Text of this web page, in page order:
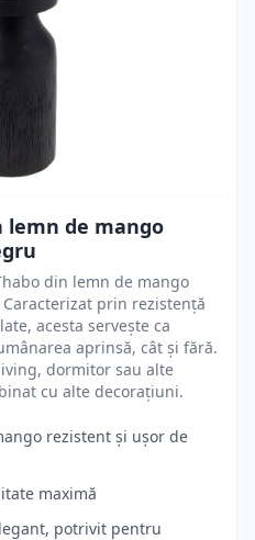
lemn de mango
din lemn de mango
prin rezistență
acesta servește ca
aprinsă, cât și fără.
dormitor sau alte
cu alte decorațiuni.
rezistent și ușor de
maximă
potrivit pentru